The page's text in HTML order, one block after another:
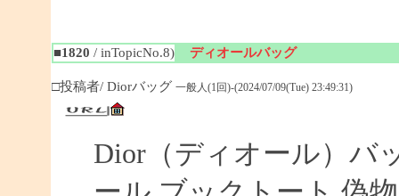
■1820 / inTopicNo.8) ディオールバッグ
□投稿者/ Diorバッグ 一般人(1回)-(2024/07/09(Tue) 23:49:31)
Dior（ディオール）バ